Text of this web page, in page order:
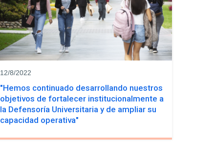
12/8/2022
"Hemos continuado desarrollando nuestros
objetivos de fortalecer institucionalmente a
la Defensoría Universitaria y de ampliar su
capacidad operativa"